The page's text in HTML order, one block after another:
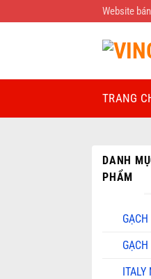
Website
TRANG
DANH
PHẨM
ITALY